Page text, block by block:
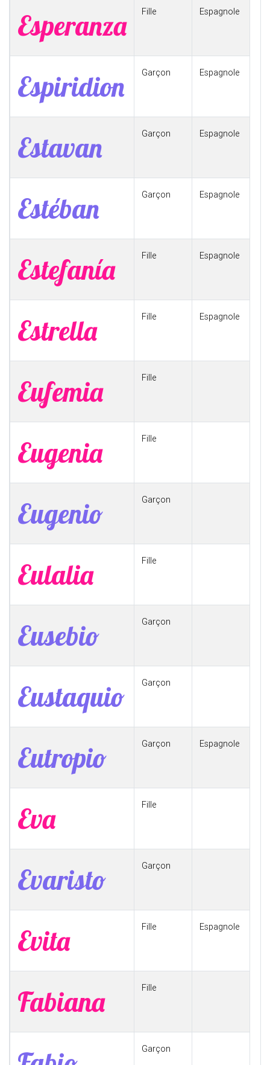
Esperanza Fille Espagnole
Espiridion Garçon Espagnole
Estavan Garçon Espagnole
Estéban Garçon Espagnole
Estefanía Fille Espagnole
Estrella Fille Espagnole
Eufemia Fille
Eugenia Fille
Eugenio Garçon
Eulalia Fille
Eusebio Garçon
Eustaquio Garçon
Eutropio Garçon Espagnole
Eva Fille
Evaristo Garçon
Evita Fille Espagnole
Fabiana Fille
Garçon